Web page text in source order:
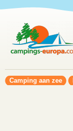
Camping aan zee